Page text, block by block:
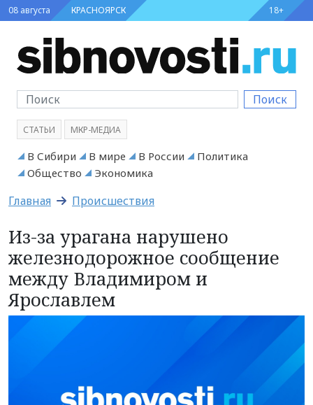
08 августа КРАСНОЯРСК 18+
Поиск
СТАТЬИ МКР-МЕДИА
В Сибири В мире В России
Политика
Общество
Экономика
Главная Происшествия
Из-за урагана нарушено
железнодорожное сообщение
между Владимиром и
Ярославлем